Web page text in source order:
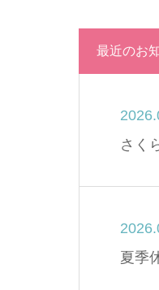
最近のお
さく
夏季